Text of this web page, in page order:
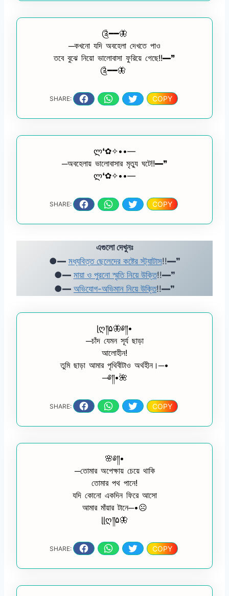
༊━━🦋
─কখনো যদি অবহেলা দেখতে পাও
তবে বুঝে নিয়ো ভালোবাসা ফুরিয়ে গেছে!!━❞
༊━━🦋
SHARE: COPY
ლ❛✿✧••—
─অবহেলায় ভালোবাসার মৃত্যু ঘটে!!━❞
ლ❛✿✧••—
SHARE: COPY
এগুলো দেখুনঃ
●━ মধ্যবিত্ত ছেলেদের কষ্টের স্ট্যাটাস!!━❞
●━ মায়া ও পুরনো স্মৃতি নিয়ে উক্তি!!━❞
●━ অভিযোগ-অভিমান নিয়ে উক্তি!!━❞
ɭღ༎۵🦋༅༎•
─চাঁদ যেমন সূর্য ছাড়া
আলোহীন!
তুমি ছাড়া আমার পৃথিবীটাও অর্থহীন।─•
─༅༎•🌺
SHARE: COPY
🌸༅༎•
─তোমার অপেক্ষায় চেয়ে থাকি
তোমার পথ পানে!
যদি কোনো একদিন ফিরে আসো
আমার মাঁয়ার টানে─•☹️
ɭɭღ༎۵🦋
SHARE: COPY